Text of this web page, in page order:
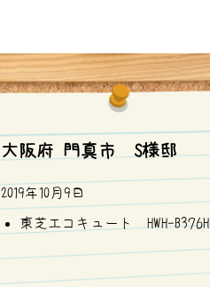
大阪府 門真市 S様邸
2019年10月9日
東芝エコキュート HWH-B376H